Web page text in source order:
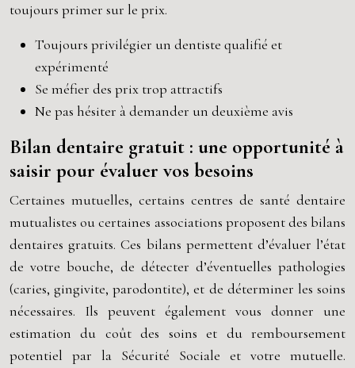
toujours primer sur le prix.
Toujours privilégier un dentiste qualifié et
expérimenté
Se méfier des prix trop attractifs
Ne pas hésiter à demander un deuxième avis
Bilan dentaire gratuit : une opportunité à
saisir pour évaluer vos besoins
Certaines mutuelles, certains centres de santé dentaire
mutualistes ou certaines associations proposent des bilans
dentaires gratuits. Ces bilans permettent d’évaluer l’état
de votre bouche, de détecter d’éventuelles pathologies
(caries, gingivite, parodontite), et de déterminer les soins
nécessaires. Ils peuvent également vous donner une
estimation du coût des soins et du remboursement
potentiel par la Sécurité Sociale et votre mutuelle.